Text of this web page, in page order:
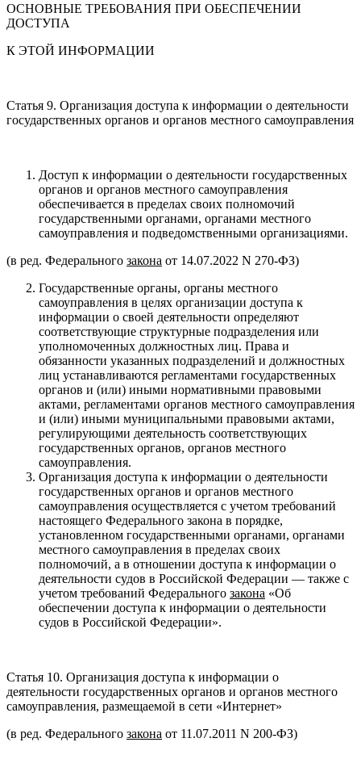
ОСНОВНЫЕ ТРЕБОВАНИЯ ПРИ ОБЕСПЕЧЕНИИ
ДОСТУПА
К ЭТОЙ ИНФОРМАЦИИ
Статья 9. Организация доступа к информации о деятельности
государственных органов и органов местного самоуправления
Доступ к информации о деятельности государственных
органов и органов местного самоуправления
обеспечивается в пределах своих полномочий
государственными органами, органами местного
самоуправления и подведомственными организациями.
(в ред. Федерального закона от 14.07.2022 N 270-ФЗ)
Государственные органы, органы местного
самоуправления в целях организации доступа к
информации о своей деятельности определяют
соответствующие структурные подразделения или
уполномоченных должностных лиц. Права и
обязанности указанных подразделений и должностных
лиц устанавливаются регламентами государственных
органов и (или) иными нормативными правовыми
актами, регламентами органов местного самоуправления
и (или) иными муниципальными правовыми актами,
регулирующими деятельность соответствующих
государственных органов, органов местного
самоуправления.
Организация доступа к информации о деятельности
государственных органов и органов местного
самоуправления осуществляется с учетом требований
настоящего Федерального закона в порядке,
установленном государственными органами, органами
местного самоуправления в пределах своих
полномочий, а в отношении доступа к информации о
деятельности судов в Российской Федерации — также с
учетом требований Федерального закона «Об
обеспечении доступа к информации о деятельности
судов в Российской Федерации».
Статья 10. Организация доступа к информации о
деятельности государственных органов и органов местного
самоуправления, размещаемой в сети «Интернет»
(в ред. Федерального закона от 11.07.2011 N 200-ФЗ)